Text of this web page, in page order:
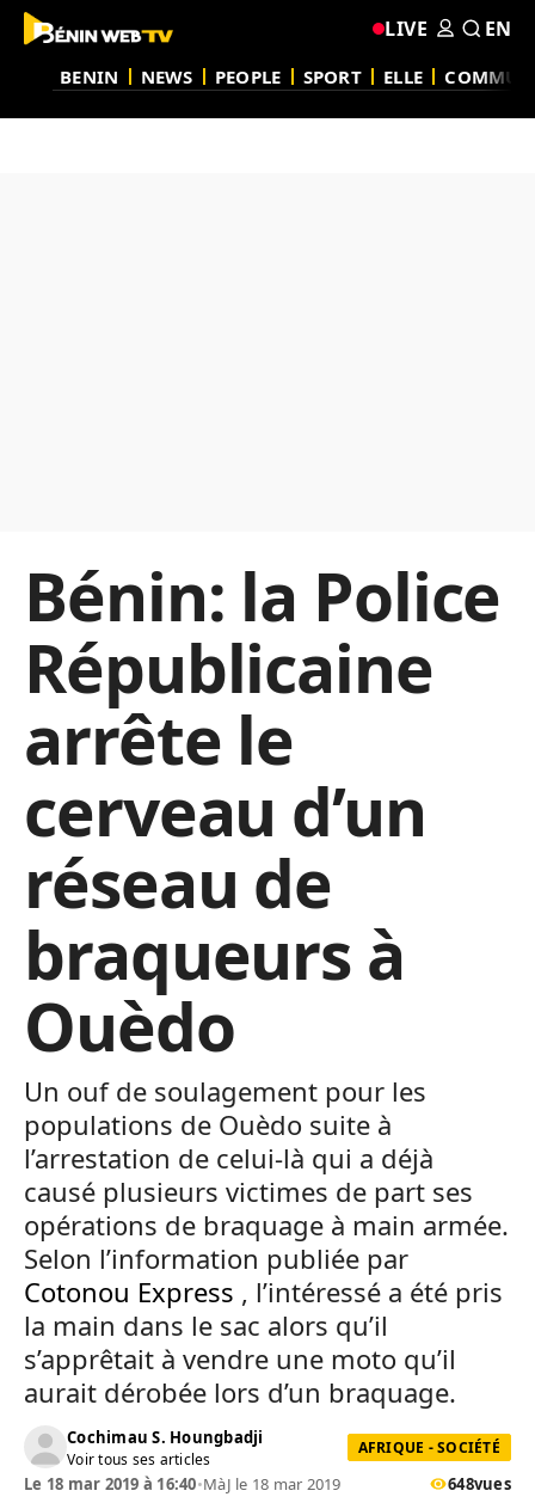
BENIN NEWS PEOPLE SPORT ELLE
LIVE EN
Bénin: la Police
Républicaine
arrête le
cerveau d’un
réseau de
braqueurs à
Ouèdo
Un ouf de soulagement pour les
populations de Ouèdo suite à
l’arrestation de celui-là qui a déjà
causé plusieurs victimes de part ses
opérations de braquage à main armée.
Selon l’information publiée par
Cotonou Express , l’intéressé a été pris
la main dans le sac alors qu’il
s’apprêtait à vendre une moto qu’il
aurait dérobée lors d’un braquage.
Cochimau S. Houngbadji
Voir tous ses articles
AFRIQUE - SOCIÉTÉ
Le 18 mar 2019 à 16:40•MàJ le 18 mar 2019 648vues